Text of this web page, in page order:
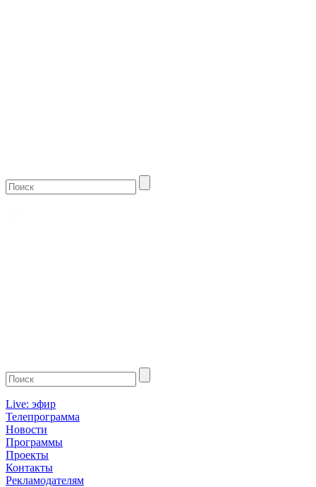
Live: эфир
Телепрограмма
Новости
Программы
Проекты
Контакты
Рекламодателям